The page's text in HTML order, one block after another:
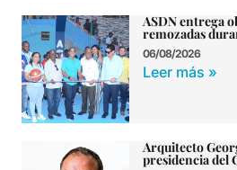
ASDN entrega
remozadas
06/08/2026
Leer más »
Arquitecto
presidencia del